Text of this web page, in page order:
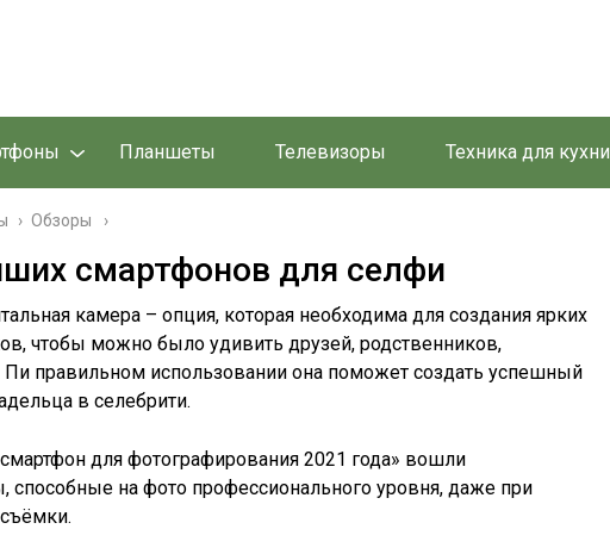
Планшеты Телевизоры Техника для кухни
› Обзоры
смартфонов для селфи
камера – опция, которая необходима для создания ярких
чтобы можно было удивить друзей, родственников,
Пи правильном использовании она поможет создать успешный
в селебрити.
для фотографирования 2021 года» вошли
на фото профессионального уровня, даже при